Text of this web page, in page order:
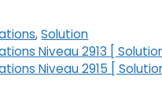
,Solution
Niveau 2913 [ Solution
Niveau 2915 [ Solution